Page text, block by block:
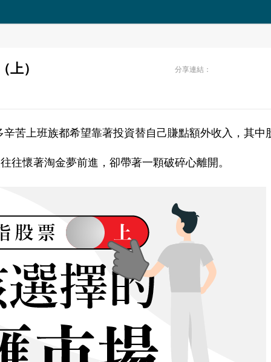
上） 分享連結：
苦上班族都希望靠著投資替自己賺點額外收入，其中
往懷著淘金夢前進，卻帶著一顆破碎心離開。